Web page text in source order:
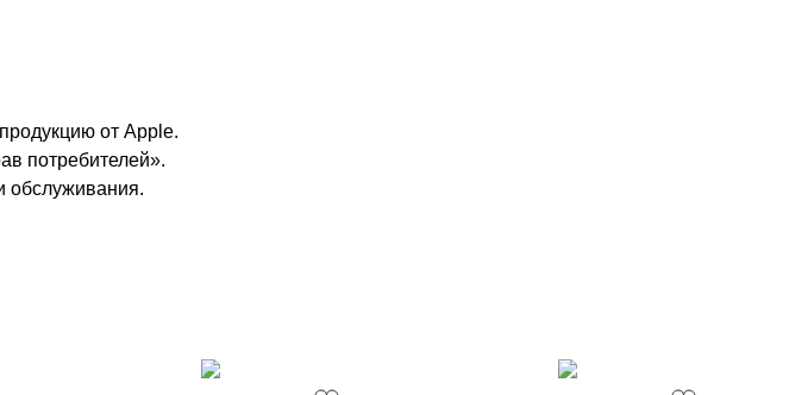
от Apple.
потребителей».
обслуживания.